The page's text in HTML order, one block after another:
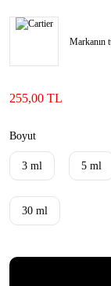
Markanın
255,00 TL
Boyut
3 ml 5 ml
30 ml